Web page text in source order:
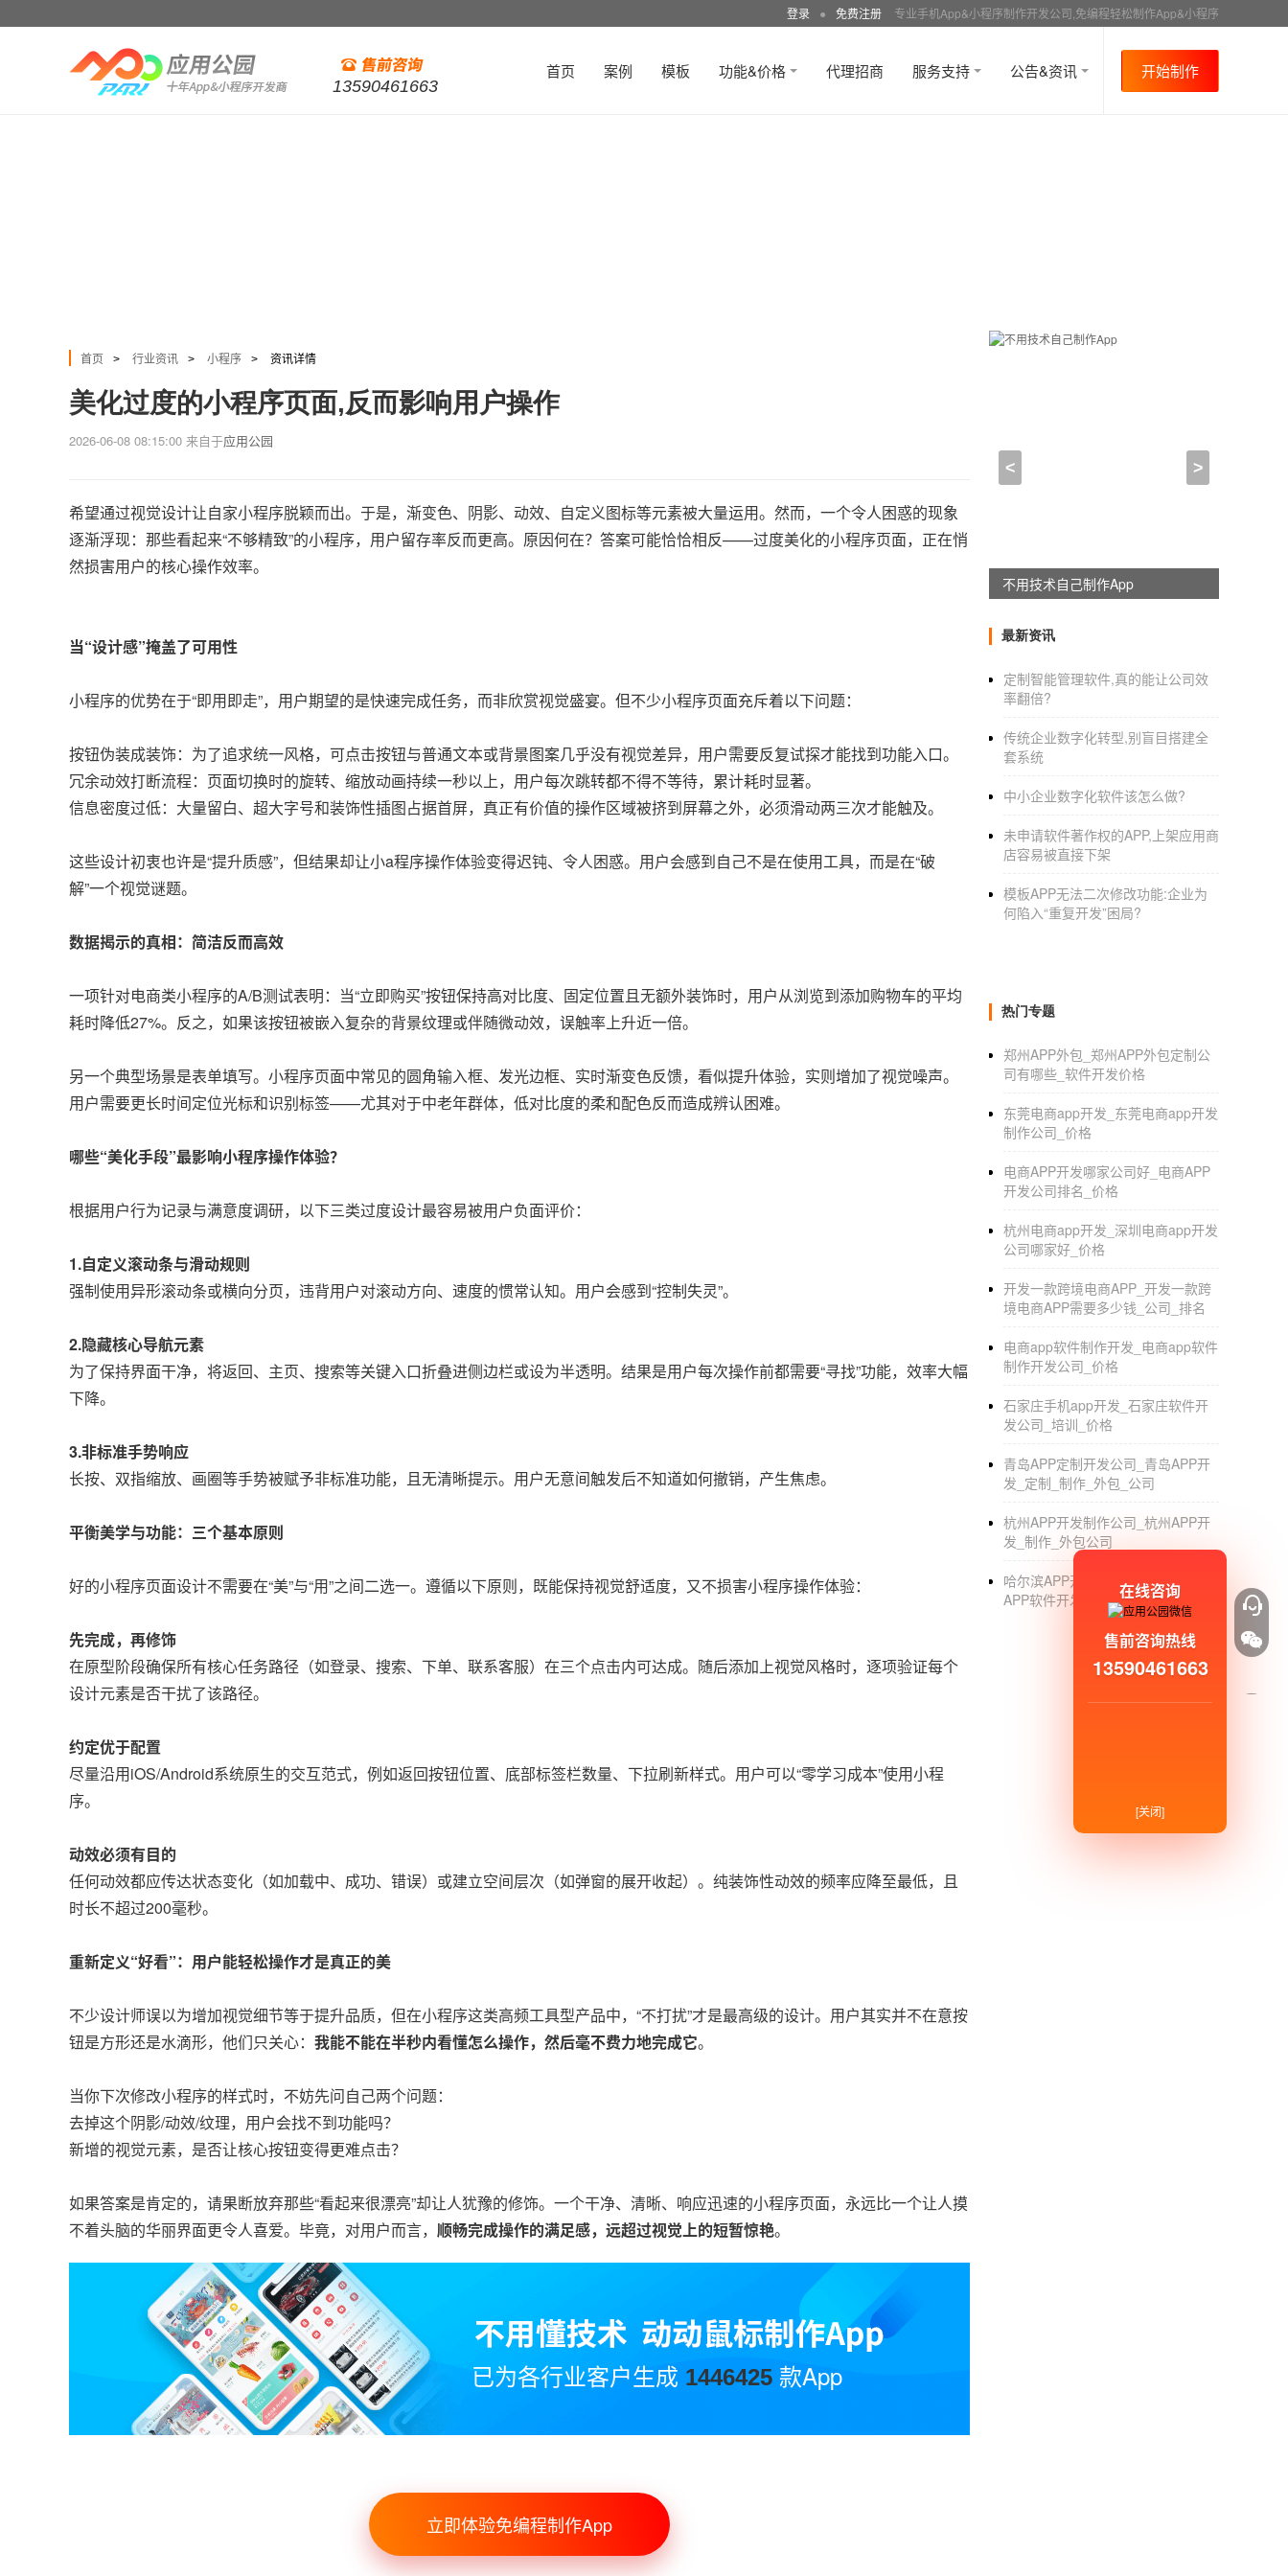
登录 ● 免费注册 专业手机App&小程序制作开发公司,免编程轻松制作App&小程序
13590461663
首页 案例 模板 功能&价格 代理招商 服务支持 公告&资讯 开始制作
首页 > 行业资讯 > 小程序 > 资讯详情
美化过度的小程序页面,反而影响用户操作
2026-06-08 08:15:00 来自于应用公园
希望通过视觉设计让自家小程序脱颖而出。于是，渐变色、阴影、动效、自定义图标等元素被大量运用。然而，一个令人困惑的现象
逐渐浮现：那些看起来“不够精致”的小程序，用户留存率反而更高。原因何在？答案可能恰恰相反——过度美化的小程序页面，正在悄
然损害用户的核心操作效率。
当“设计感”掩盖了可用性
小程序的优势在于“即用即走”，用户期望的是快速完成任务，而非欣赏视觉盛宴。但不少小程序页面充斥着以下问题：
按钮伪装成装饰：为了追求统一风格，可点击按钮与普通文本或背景图案几乎没有视觉差异，用户需要反复试探才能找到功能入口。
冗余动效打断流程：页面切换时的旋转、缩放动画持续一秒以上，用户每次跳转都不得不等待，累计耗时显著。
信息密度过低：大量留白、超大字号和装饰性插图占据首屏，真正有价值的操作区域被挤到屏幕之外，必须滑动两三次才能触及。
这些设计初衷也许是“提升质感”，但结果却让小a程序操作体验变得迟钝、令人困惑。用户会感到自己不是在使用工具，而是在“破
解”一个视觉谜题。
数据揭示的真相：简洁反而高效
一项针对电商类小程序的A/B测试表明：当“立即购买”按钮保持高对比度、固定位置且无额外装饰时，用户从浏览到添加购物车的平均
耗时降低27%。反之，如果该按钮被嵌入复杂的背景纹理或伴随微动效，误触率上升近一倍。
另一个典型场景是表单填写。小程序页面中常见的圆角输入框、发光边框、实时渐变色反馈，看似提升体验，实则增加了视觉噪声。
用户需要更长时间定位光标和识别标签——尤其对于中老年群体，低对比度的柔和配色反而造成辨认困难。
哪些“美化手段”最影响小程序操作体验？
根据用户行为记录与满意度调研，以下三类过度设计最容易被用户负面评价：
1.自定义滚动条与滑动规则
强制使用异形滚动条或横向分页，违背用户对滚动方向、速度的惯常认知。用户会感到“控制失灵”。
2.隐藏核心导航元素
为了保持界面干净，将返回、主页、搜索等关键入口折叠进侧边栏或设为半透明。结果是用户每次操作前都需要“寻找”功能，效率大幅
下降。
3.非标准手势响应
长按、双指缩放、画圈等手势被赋予非标准功能，且无清晰提示。用户无意间触发后不知道如何撤销，产生焦虑。
平衡美学与功能：三个基本原则
好的小程序页面设计不需要在“美”与“用”之间二选一。遵循以下原则，既能保持视觉舒适度，又不损害小程序操作体验：
先完成，再修饰
在原型阶段确保所有核心任务路径（如登录、搜索、下单、联系客服）在三个点击内可达成。随后添加上视觉风格时，逐项验证每个
设计元素是否干扰了该路径。
约定优于配置
尽量沿用iOS/Android系统原生的交互范式，例如返回按钮位置、底部标签栏数量、下拉刷新样式。用户可以“零学习成本”使用小程
序。
动效必须有目的
任何动效都应传达状态变化（如加载中、成功、错误）或建立空间层次（如弹窗的展开收起）。纯装饰性动效的频率应降至最低，且
时长不超过200毫秒。
重新定义“好看”：用户能轻松操作才是真正的美
不少设计师误以为增加视觉细节等于提升品质，但在小程序这类高频工具型产品中，“不打扰”才是最高级的设计。用户其实并不在意按
钮是方形还是水滴形，他们只关心： 我能不能在半秒内看懂怎么操作，然后毫不费力地完成它。
当你下次修改小程序的样式时，不妨先问自己两个问题：
去掉这个阴影/动效/纹理，用户会找不到功能吗？
新增的视觉元素，是否让核心按钮变得更难点击？
如果答案是肯定的，请果断放弃那些“看起来很漂亮”却让人犹豫的修饰。一个干净、清晰、响应迅速的小程序页面，永远比一个让人摸
不着头脑的华丽界面更令人喜爱。毕竟，对用户而言， 顺畅完成操作的满足感，远超过视觉上的短暂惊艳。
已为各行业客户生成 1446425 款App
立即体验免编程制作App
< >
不用技术自己制作App
最新资讯
定制智能管理软件,真的能让公司效
率翻倍?
传统企业数字化转型,别盲目搭建全
套系统
中小企业数字化软件该怎么做?
未申请软件著作权的APP,上架应用商
店容易被直接下架
模板APP无法二次修改功能:企业为
何陷入“重复开发”困局?
热门专题
郑州APP外包_郑州APP外包定制公
司有哪些_软件开发价格
东莞电商app开发_东莞电商app开发
制作公司_价格
电商APP开发哪家公司好_电商APP
开发公司排名_价格
杭州电商app开发_深圳电商app开发
公司哪家好_价格
开发一款跨境电商APP_开发一款跨
境电商APP需要多少钱_公司_排名
电商app软件制作开发_电商app软件
制作开发公司_价格
石家庄手机app开发_石家庄软件开
发公司_培训_价格
青岛APP定制开发公司_青岛APP开
发_定制_制作_外包_公司
杭州APP开发制作公司_杭州APP开
发_制作_外包公司
哈尔滨APP开发公司_哈尔滨手机
APP软件开发_制作公司在线咨询
售前咨询热线
13590461663
[关闭]